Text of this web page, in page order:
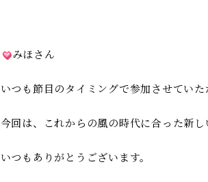
みほさん
いつも節目のタイミングで参加させてい
今回は、これからの風の時代に合った新
いつもありがとうございます。